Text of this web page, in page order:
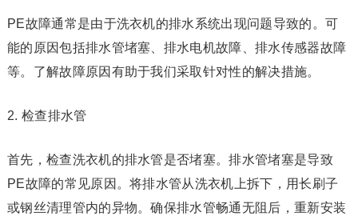
PE故障通常是由于洗衣机的排水系统出现问题导致的。可
能的原因包括排水管堵塞、排水电机故障、排水传感器故障
等。了解故障原因有助于我们采取针对性的解决措施。
2. 检查排水管
首先，检查洗衣机的排水管是否堵塞。排水管堵塞是导致
PE故障的常见原因。将排水管从洗衣机上拆下，用长刷子
或钢丝清理管内的异物。确保排水管畅通无阻后，重新安装